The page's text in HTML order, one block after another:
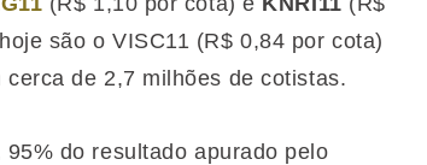
são o VISC11 (R$ 0,84 por cota)
de 2,7 milhões de cotistas.
do resultado apurado pelo